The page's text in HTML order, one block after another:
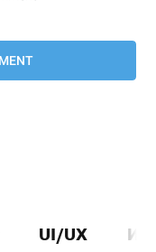
UI/UX